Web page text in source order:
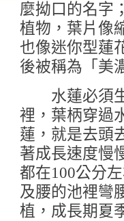
麼拗口的名字
植物，葉片像
也像迷你型蓮
後被稱為「美
水蓮必須生
裡，葉柄穿過
蓮，就是去頭
著成長速度慢
都在100公分
及腰的池裡彎
植，成長期夏